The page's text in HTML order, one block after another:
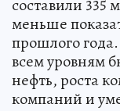
составили 335
меньше
прошлого
всем уровням
нефть, роста
компаний и